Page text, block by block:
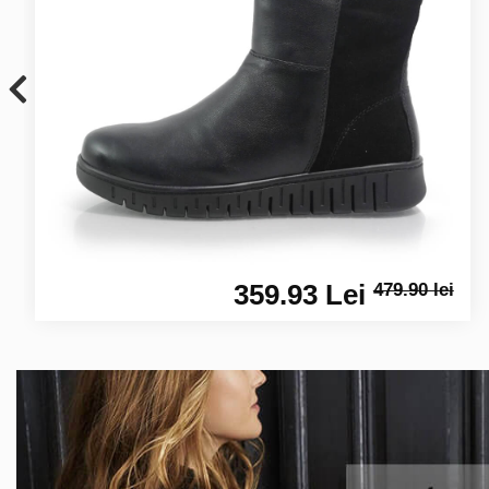
359.93 Lei479.90 lei